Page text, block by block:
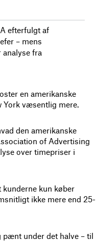
efterfulgt af
– mens
analyse fra
en amerikanske
York væsentlig mere.
den amerikanske
of Advertising
over timepriser i
kunderne kun køber
ikke mere end 25-
under det halve – til